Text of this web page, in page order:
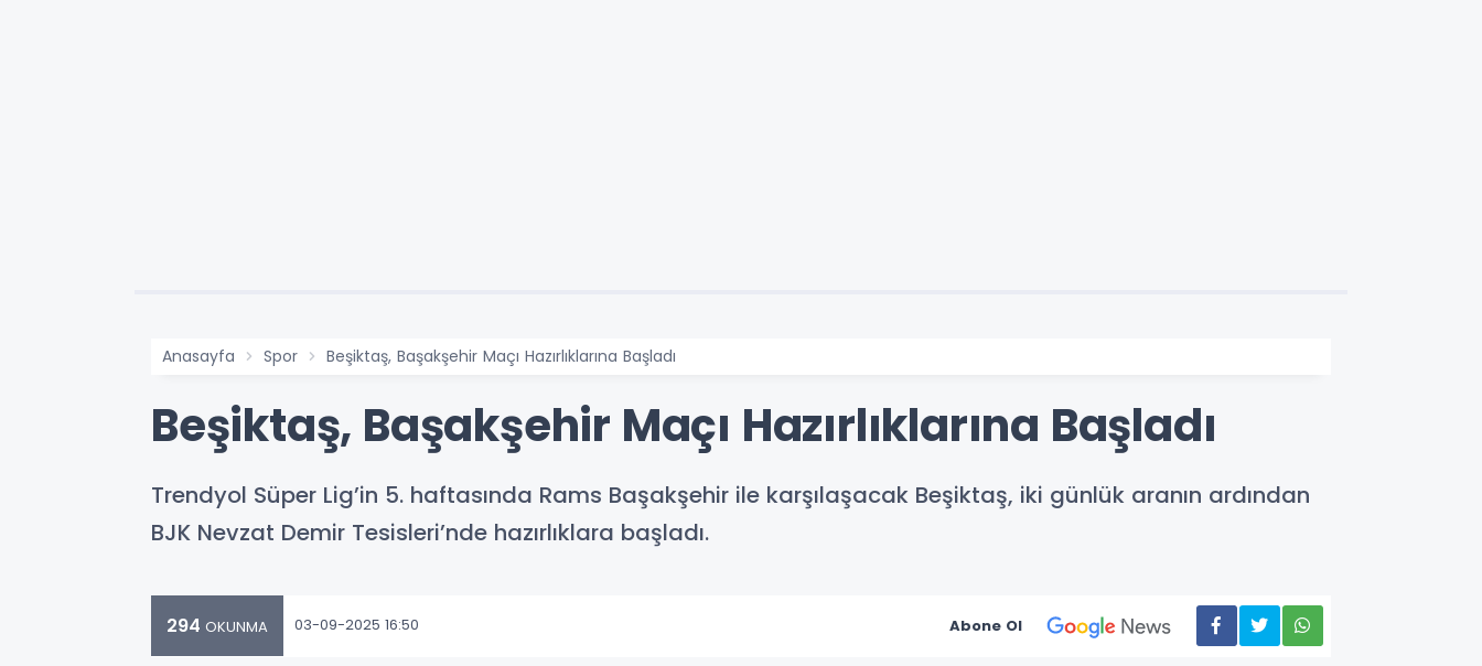
Anasayfa Spor Beşiktaş, Başakşehir Maçı Hazırlıklarına Başladı
Beşiktaş, Başakşehir Maçı Hazırlıklarına Başladı
Trendyol Süper Lig’in 5. haftasında Rams Başakşehir ile karşılaşacak Beşiktaş, iki günlük aranın ardından
BJK Nevzat Demir Tesisleri’nde hazırlıklara başladı.
294 OKUNMA 03-09-2025 16:50 Abone Ol